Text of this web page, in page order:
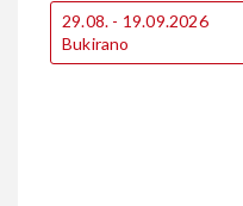
29.08. - 19.09.2026
Bukirano